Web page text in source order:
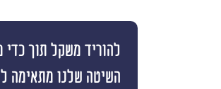
להוריד משקל תוך
השיטה שלנו מתאימה